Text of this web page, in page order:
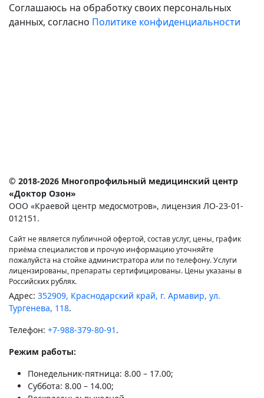
Соглашаюсь на обработку своих персональных
данных, согласно Политике конфиденциальности
© 2018-2026 Многопрофильный медицинский центр
«Доктор Озон»
ООО «Краевой центр медосмотров», лицензия ЛО-23-01-
012151.
Сайт не является публичной офертой, состав услуг, цены, график
приёма специалистов и прочую информацию уточняйте
пожалуйста на стойке администратора или по телефону. Услуги
лицензированы, препараты сертифицированы. Цены указаны в
Российских рублях.
Адрес: 352909, Краснодарский край, г. Армавир, ул.
Тургенева, 118.
Телефон: +7-988-379-80-91 .
Режим работы:
Понедельник-пятница: 8.00 – 17.00;
Суббота: 8.00 – 14.00;